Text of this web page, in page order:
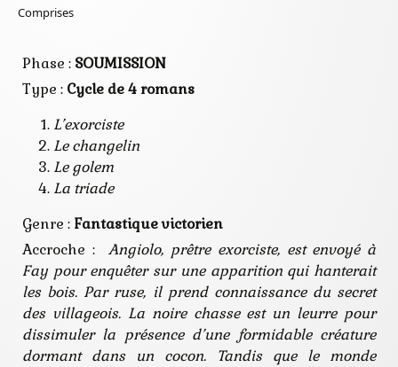
Comprises
Phase : SOUMISSION
Type : Cycle de 4 romans
L’exorciste
Le changelin
Le golem
La triade
Genre : Fantastique victorien
Accroche :Angiolo, prêtre exorciste, est envoyé à
Fay pour enquêter sur une apparition qui hanterait
les bois. Par ruse, il prend connaissance du secret
des villageois. La noire chasse est un leurre pour
dissimuler la présence d’une formidable créature
dormant dans un cocon. Tandis que le monde